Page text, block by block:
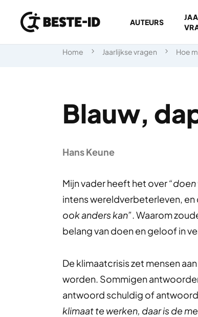
Ga naar inhoud
AUTEURS
Home Jaarlijkse vragen Hoe
Blauw,
Hans Keune
Mijn vader heeft het over
intens wereldverbeterleven,
ook anders kan”. Waarom
belang van doen en geloof in
De klimaatcrisis zet mensen
worden. Sommigen
antwoord schuldig of
klimaat te werken, daar is de